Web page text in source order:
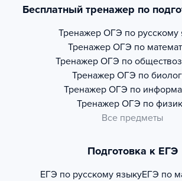
Бесплатный тренажер по
Тренажер ОГЭ по русскому
Тренажер ОГЭ по
Тренажер ОГЭ по
Тренажер ОГЭ по
Тренажер ОГЭ по
Тренажер ОГЭ по
Все предметы
Подготовка к ЕГЭ
ЕГЭ по русскому языкуЕГЭ по